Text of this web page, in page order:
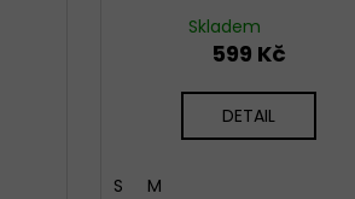
Skladem
599 Kč
DETAIL
S M